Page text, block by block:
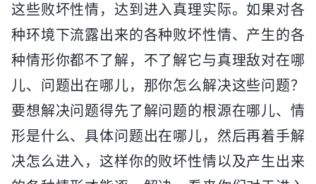
这些败坏性情，达到进入真理实际。如果对各
种环境下流露出来的各种败坏性情、产生的各
种情形你都不了解，不了解它与真理敌对在哪
儿、问题出在哪儿，那你怎么解决这些问题？
要想解决问题得先了解问题的根源在哪儿、情
形是什么、具体问题出在哪儿，然后再着手解
决怎么进入，这样你的败坏性情以及产生出来